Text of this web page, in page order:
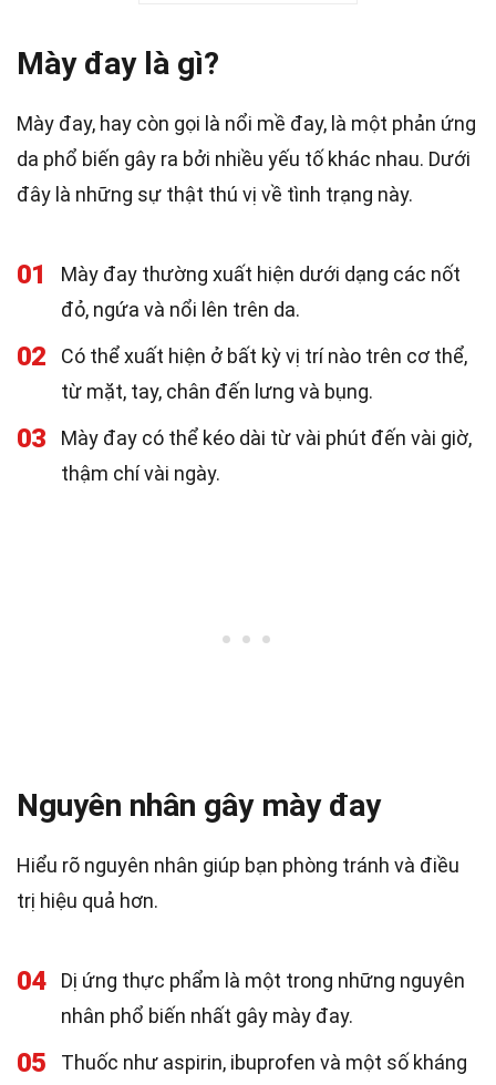
Mày đay là gì?
Mày đay, hay còn gọi là nổi mề đay, là một phản ứng
da phổ biến gây ra bởi nhiều yếu tố khác nhau. Dưới
đây là những sự thật thú vị về tình trạng này.
01
Mày đay thường xuất hiện dưới dạng các nốt
đỏ, ngứa và nổi lên trên da.
02
Có thể xuất hiện ở bất kỳ vị trí nào trên cơ thể,
từ mặt, tay, chân đến lưng và bụng.
03
Mày đay có thể kéo dài từ vài phút đến vài giờ,
thậm chí vài ngày.
Nguyên nhân gây mày đay
Hiểu rõ nguyên nhân giúp bạn phòng tránh và điều
trị hiệu quả hơn.
04
Dị ứng thực phẩm là một trong những nguyên
nhân phổ biến nhất gây mày đay.
05
Thuốc như aspirin, ibuprofen và một số kháng